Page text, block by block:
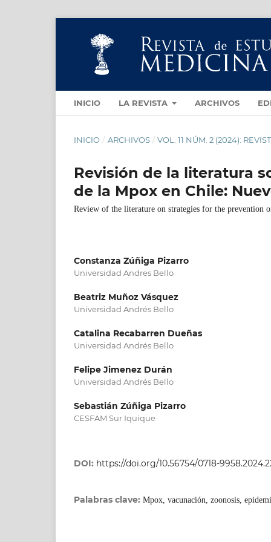
INICIO LA REVISTA ARCHIVOS
INICIO / ARCHIVOS / VOL. 11 NÚM. 2 (2024):
Revisión de la literatura
de la Mpox en Chile:
Review of the literature on strategies for the prevention
Constanza Zúñiga Pizarro
Universidad Andres Bello
Beatriz Muñoz Vásquez
Universidad Andrés Bello
Catalina Recabarren Dueñas
Universidad Andrés Bello
Felipe Jimenez Durán
Universidad Andrés Bello
Sebastián Zúñiga Pizarro
CESFAM Sur Iquique
DOI: https://doi.org/10.56754/0718-
Palabras clave: Mpox, vacunación, zoonosis,